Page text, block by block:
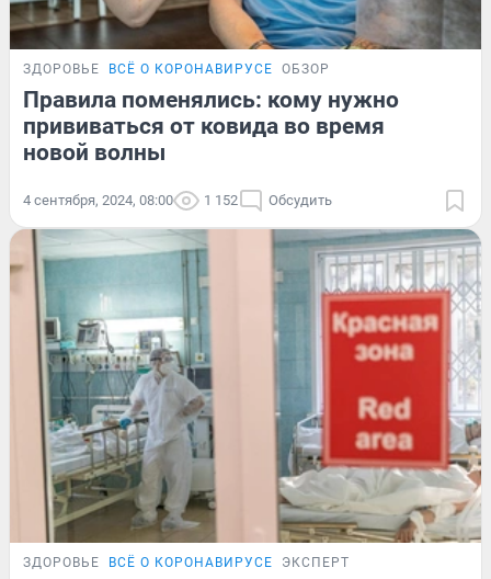
ЗДОРОВЬЕ ВСЁ О КОРОНАВИРУСЕ ОБЗОР
Правила поменялись: кому нужно
прививаться от ковида во время
новой волны
4 сентября, 2024, 08:00 1 152 Обсудить
ЗДОРОВЬЕ ВСЁ О КОРОНАВИРУСЕ ЭКСПЕРТ